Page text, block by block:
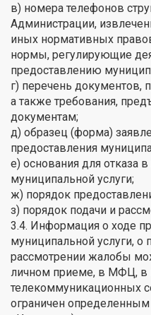
в) номера телефонов
Администрации,
иных нормативных
нормы, регулирующие
предоставлению
г) перечень документов,
а также требования,
документам;
д) образец (форма)
предоставления
е) основания для отказа
муниципальной услуги;
ж) порядок
з) порядок подачи и
3.4. Информация о ходе
муниципальной услуги, о
рассмотрении жалобы
личном приеме, в МФЦ, в
телекоммуникационных
ограничен